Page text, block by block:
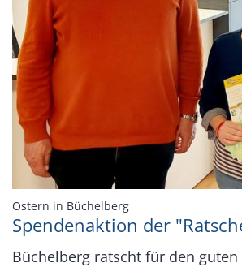
Ostern in Büchelberg:
Spendenaktion der
Büchelberg ratscht für den guten